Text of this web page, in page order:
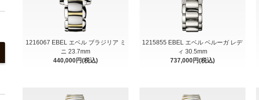
1216067 EBEL エベル ブラジリア ミ
ニ 23.7mm
440,000円(税込)
1215855 EBEL エベル ベルーガ レデ
ィ 30.5mm
737,000円(税込)